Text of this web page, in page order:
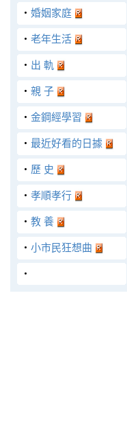
‧ 婚姻家庭
‧ 老年生活
‧ 出 軌
‧ 親 子
‧ 金鋼經學習
‧ 最近好看的日據
‧ 歷 史
‧ 孝順孝行
‧ 教 養
‧ 小市民狂想曲
‧